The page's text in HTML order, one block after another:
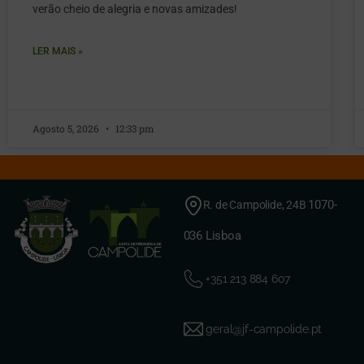
verão cheio de alegria e novas amizades!
LER MAIS »
Agosto 5, 2026 12:33 pm
R. de Campolide, 24B 1070-
036 Lisboa
+351 213 884 607
geral@jf-campolide.pt